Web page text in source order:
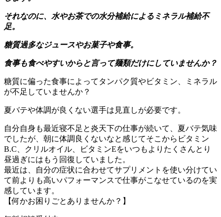
それなのに、水やお茶での水分補給によるミネラル補給不
足。
糖質過多なジュースやお菓子や食事。
食事も食べやすいからと言って麺類だけにしていませんか？
糖質に偏った食事によってタンパク質やビタミン、ミネラル
が不足していませんか？
夏バテや体調が良くない選手は見直しが必要です。
自分自身も最近寝不足と炎天下の仕事が続いて、夏バテ気味
でしたが、朝に体調良くないなと感じてそこからビタミン
B.C、クリルオイル、ビタミンEをいつもよりたくさんとり
昼過ぎにはもう回復していました。
最近は、自分の症状に合わせてサプリメントを使い分けてい
て前よりも高いパフォーマンスで仕事がこなせているのを実
感しています。
【何かお困りごとありませんか？】